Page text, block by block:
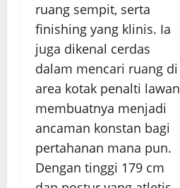
ruang sempit, serta
finishing yang klinis. Ia
juga dikenal cerdas
dalam mencari ruang di
area kotak penalti
membuatnya menjadi
ancaman konstan bagi
pertahanan mana pun.
Dengan tinggi 179 cm